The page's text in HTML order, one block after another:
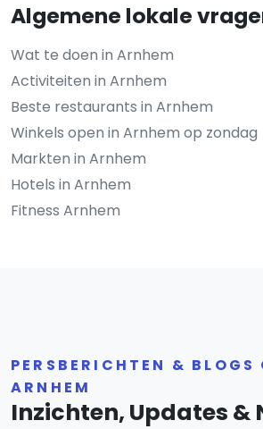
Algemene lokale
Wat te doen in Arnhem
Activiteiten in Arnhem
Beste restaurants in Arnhem
Winkels open in Arnhem op zondag
Markten in Arnhem
Hotels in Arnhem
Fitness Arnhem
PERSBERICHTEN & BLOGS
ARNHEM
Inzichten, Updates &